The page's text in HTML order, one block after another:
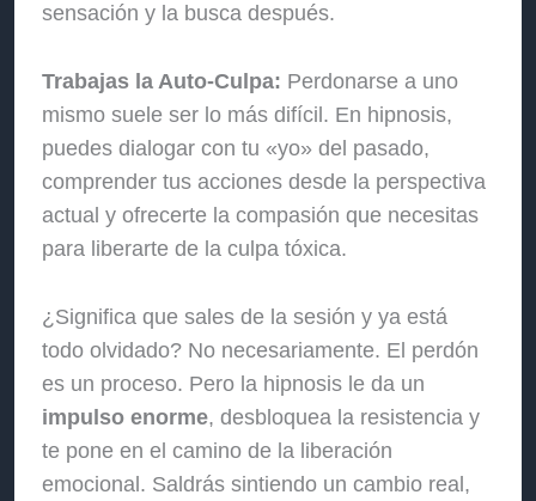
sensación y la busca después.
Trabajas la Auto-Culpa: Perdonarse a uno
mismo suele ser lo más difícil. En hipnosis,
puedes dialogar con tu «yo» del pasado,
comprender tus acciones desde la perspectiva
actual y ofrecerte la compasión que necesitas
para liberarte de la culpa tóxica.
¿Significa que sales de la sesión y ya está
todo olvidado? No necesariamente. El perdón
es un proceso. Pero la hipnosis le da un
impulso enorme, desbloquea la resistencia y
te pone en el camino de la liberación
emocional. Saldrás sintiendo un cambio real,